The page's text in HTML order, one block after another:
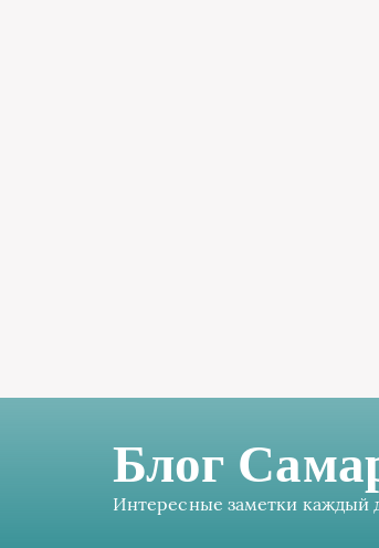
Блог
Интересные заметки каждый